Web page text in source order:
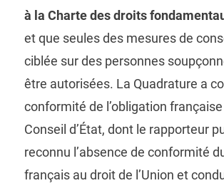
à la Charte des droits
et que seules des mesures de
ciblée sur des personnes
être autorisées. La Quadrature a
conformité de l’obligation
Conseil d’État, dont le rapporteur
reconnu l’absence de conformité
français au droit de l’Union et